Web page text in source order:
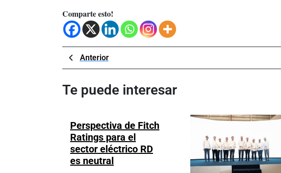
Comparte esto!
Navegación
de
entradas
AnteriorPrevious
Post
Te puede interesar
Perspectiva de Fitch
Ratings para el
sector eléctrico RD
es neutral